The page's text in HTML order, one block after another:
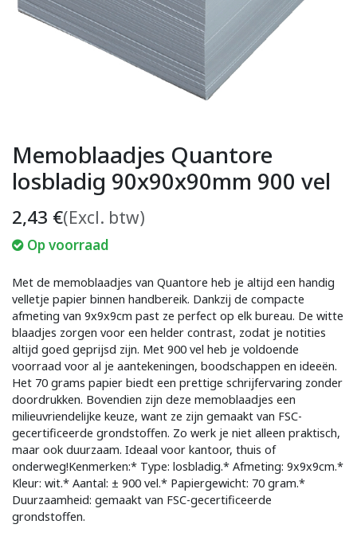
Memoblaadjes Quantore
losbladig 90x90x90mm 900 vel
2,43 €(Excl. btw)
Op voorraad
Met de memoblaadjes van Quantore heb je altijd een handig
velletje papier binnen handbereik. Dankzij de compacte
afmeting van 9x9x9cm past ze perfect op elk bureau. De witte
blaadjes zorgen voor een helder contrast, zodat je notities
altijd goed geprijsd zijn. Met 900 vel heb je voldoende
voorraad voor al je aantekeningen, boodschappen en ideeën.
Het 70 grams papier biedt een prettige schrijfervaring zonder
doordrukken. Bovendien zijn deze memoblaadjes een
milieuvriendelijke keuze, want ze zijn gemaakt van FSC-
gecertificeerde grondstoffen. Zo werk je niet alleen praktisch,
maar ook duurzaam. Ideaal voor kantoor, thuis of
onderweg!Kenmerken:* Type: losbladig.* Afmeting: 9x9x9cm.*
Kleur: wit.* Aantal: ± 900 vel.* Papiergewicht: 70 gram.*
Duurzaamheid: gemaakt van FSC-gecertificeerde
grondstoffen.